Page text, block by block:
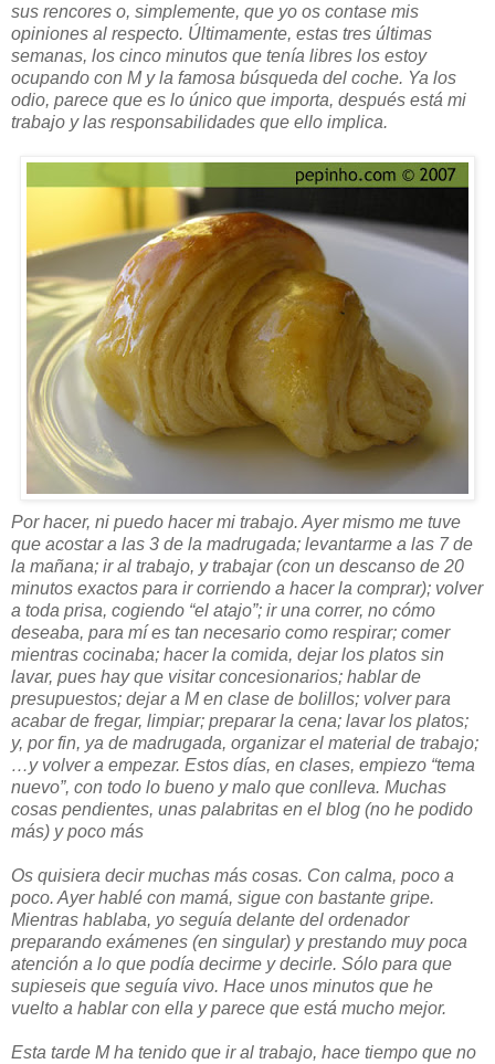
sus rencores o, simplemente, que yo os contase mis
opiniones al respecto. Últimamente, estas tres últimas
semanas, los cinco minutos que tenía libres los estoy
ocupando con M y la famosa búsqueda del coche. Ya los
odio, parece que es lo único que importa, después está mi
trabajo y las responsabilidades que ello implica.
Por hacer, ni puedo hacer mi trabajo. Ayer mismo me tuve
que acostar a las 3 de la madrugada; levantarme a las 7 de
la mañana; ir al trabajo, y trabajar (con un descanso de 20
minutos exactos para ir corriendo a hacer la comprar); volver
a toda prisa, cogiendo “el atajo”; ir una correr, no cómo
deseaba, para mí es tan necesario como respirar; comer
mientras cocinaba; hacer la comida, dejar los platos sin
lavar, pues hay que visitar concesionarios; hablar de
presupuestos; dejar a M en clase de bolillos; volver para
acabar de fregar, limpiar; preparar la cena; lavar los platos;
y, por fin, ya de madrugada, organizar el material de trabajo;
…y volver a empezar. Estos días, en clases, empiezo “tema
nuevo”, con todo lo bueno y malo que conlleva. Muchas
cosas pendientes, unas palabritas en el blog (no he podido
más) y poco más
Os quisiera decir muchas más cosas. Con calma, poco a
poco. Ayer hablé con mamá, sigue con bastante gripe.
Mientras hablaba, yo seguía delante del ordenador
preparando exámenes (en singular) y prestando muy poca
atención a lo que podía decirme y decirle. Sólo para que
supieseis que seguía vivo. Hace unos minutos que he
vuelto a hablar con ella y parece que está mucho mejor.
Esta tarde M ha tenido que ir al trabajo, hace tiempo que no